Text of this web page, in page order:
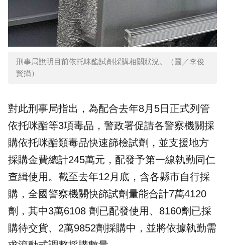
刑事局說明目前依托咪酯試劑採購相關狀況。（圖／李俊
賢攝）
對此刑事局指出，為配合去年8月5日正式列管
依托咪酯等3項毒品，警政署促請各警察機關採
購依托咪酯類毒品快速篩檢試劑，並支援地方
採購金費總計245萬元，配發予第一線執勤同仁
查緝使用。截至去年12月底，含各縣市自行採
購，全國警察機關快篩試劑量能合計7萬4120
劑，其中3萬6108 劑已配發使用、8160劑已採
購待交貨、2萬9852劑採購中，並將依據執勤需